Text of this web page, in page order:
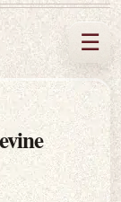
☰